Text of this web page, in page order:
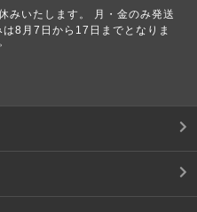
みいたします。 月・金のみ発送
8月7日から17日までとなりま